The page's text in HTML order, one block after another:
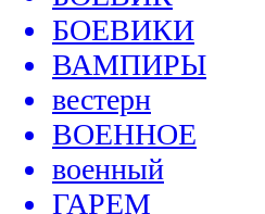
БОЕВИКИ
ВАМПИРЫ
вестерн
ВОЕННОЕ
военный
ГАРЕМ